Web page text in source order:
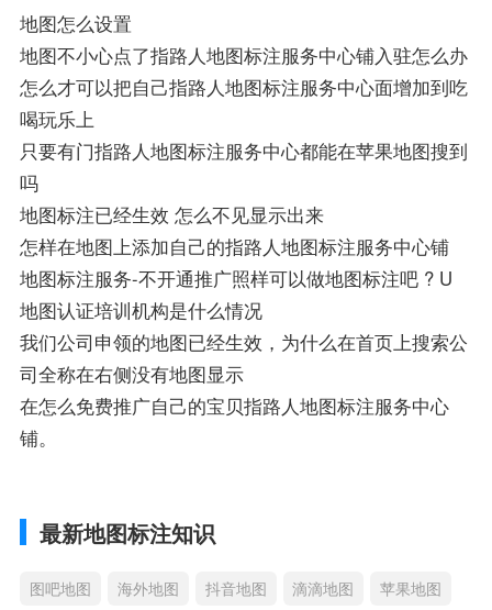
地图怎么设置
地图不小心点了指路人地图标注服务中心铺入驻怎么办
怎么才可以把自己指路人地图标注服务中心面增加到吃
喝玩乐上
只要有门指路人地图标注服务中心都能在苹果地图搜到
吗
地图标注已经生效 怎么不见显示出来
怎样在地图上添加自己的指路人地图标注服务中心铺
地图标注服务-不开通推广照样可以做地图标注吧 ? U
地图认证培训机构是什么情况
我们公司申领的地图已经生效，为什么在首页上搜索公
司全称在右侧没有地图显示
在怎么免费推广自己的宝贝指路人地图标注服务中心
铺。
最新地图标注知识
图吧地图 海外地图 抖音地图 滴滴地图 苹果地图